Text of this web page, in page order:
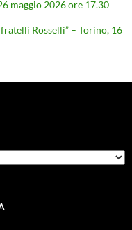
maggio 2026 ore 17.30
Rosselli” – Torino, 16